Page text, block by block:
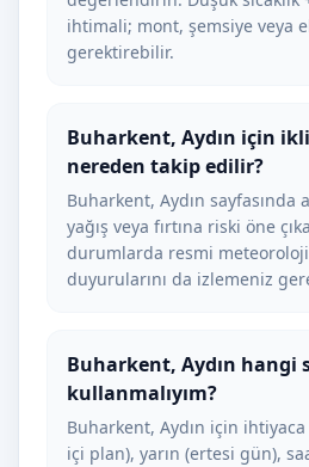
ihtimali; mont, şemsiye veya
gerektirebilir.
Buharkent, Aydın için
nereden takip edilir?
Buharkent, Aydın sayfasında
yağış veya fırtına riski öne
durumlarda resmi meteoroloji
duyurularını da izlemeniz
Buharkent, Aydın hangi
kullanmalıyım?
Buharkent, Aydın için
içi plan), yarın (ertesi gün),